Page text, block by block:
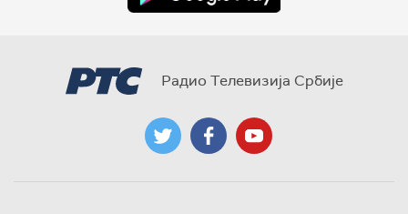
Радио Телевизија Србије